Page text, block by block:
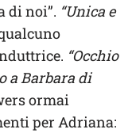
di noi”. “Unica e
“Occhio
a Barbara di
ormai
per Adriana: